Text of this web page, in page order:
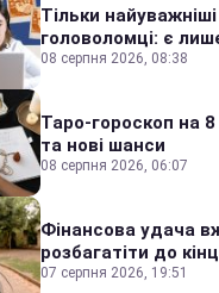
Тільки
головоломці: є
08 серпня 2026, 08:38
Таро-гороскоп на
та нові шанси
08 серпня 2026, 06:07
Фінансова удача
розбагатіти до
07 серпня 2026, 19:51